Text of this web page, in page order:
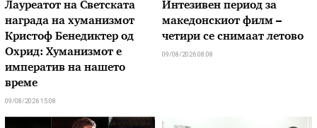
Лауреатот на Светската
награда на хуманизмот
Кристоф Бенедиктер од
Охрид: Хуманизмот е
императив на нашето
време
09/08/2026 15:08
Интезивен период за
македонскиот филм –
четири се снимаат летово
09/08/2026 08:08